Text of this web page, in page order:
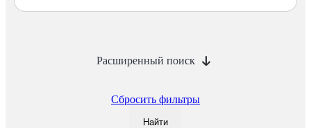
Расширенный поиск
Сбросить фильтры
Найти